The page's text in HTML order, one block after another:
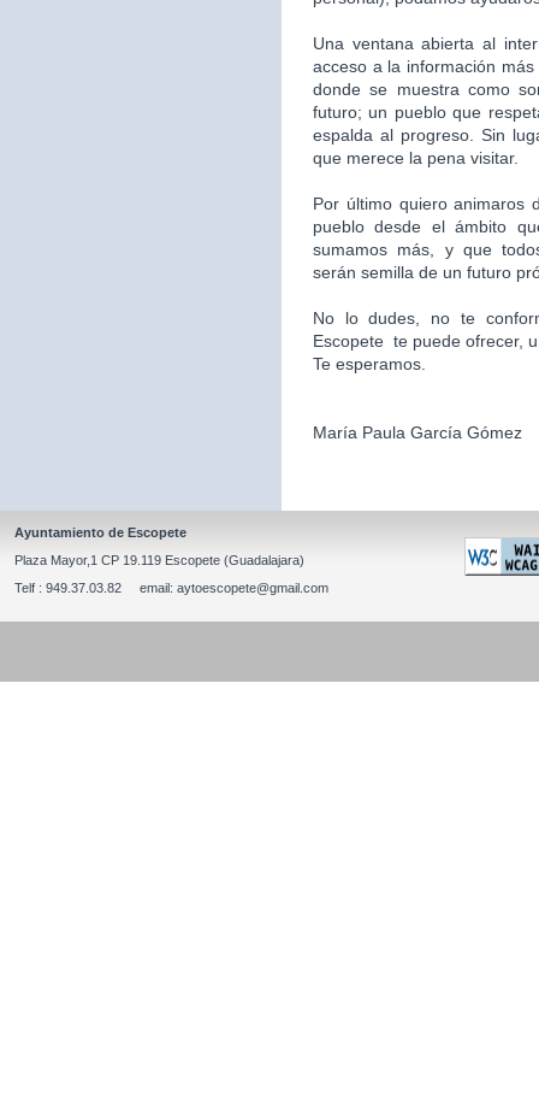
Una ventana abierta al
acceso a la información
donde se muestra como
futuro; un pueblo que
espalda al progreso. Sin
que merece la pena visitar.
Por último quiero animaros
pueblo desde el ámbito
sumamos más, y que
serán semilla de un futuro
No lo dudes, no te
Escopete te puede ofrecer,
Te esperamos.
María Paula García Gómez
Ayuntamiento de Escopete
Plaza Mayor,1 CP 19.119 Escopete (Guadalajara)
Telf : 949.37.03.82 email: aytoescopete@gmail.com